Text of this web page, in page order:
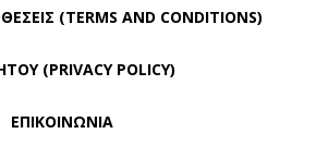
(TERMS AND CONDITIONS)
(PRIVACY POLICY)
ΕΠΙΚΟΙΝΩΝΙΑ